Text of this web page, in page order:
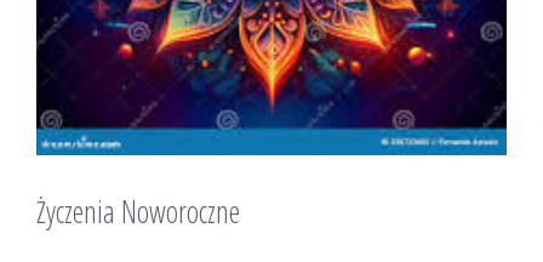
Życzenia Noworoczne